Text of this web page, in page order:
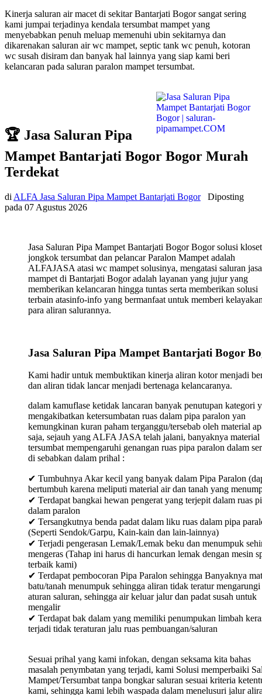
Kinerja saluran air macet di sekitar Bantarjati Bogor sangat sering
kami jumpai terjadinya kendala tersumbat mampet yang
menyebabkan penuh meluap memenuhi ubin sekitarnya dan
dikarenakan saluran air wc mampet, septic tank wc penuh, kotoran
wc susah disiram dan banyak hal lainnya yang siap kami beri
kelancaran pada saluran paralon mampet tersumbat.
🏆 Jasa Saluran Pipa
Mampet Bantarjati Bogor Bogor Murah
Terdekat
di ALFA Jasa Saluran Pipa Mampet Bantarjati Bogor
Diposting
pada 07 Agustus 2026
Jasa Saluran Pipa Mampet Bantarjati Bogor Bogor solusi kloset
jongkok tersumbat dan pelancar Paralon Mampet adalah
ALFAJASA atasi wc mampet solusinya, mengatasi saluran jasa
mampet di Bantarjati Bogor adalah layanan yang jujur yang
memberikan kelancaran hingga tuntas serta memberikan solusi
terbain atasinfo-info yang bermanfaat untuk memberi
para aliran salurannya.
Jasa Saluran Pipa Mampet Bantarjati Bogor
Kami hadir untuk membuktikan kinerja aliran kotor menjadi
dan aliran tidak lancar menjadi bertenaga kelancaranya.
dalam kamuflase ketidak lancaran banyak penutupan kategori
mengakibatkan ketersumbatan ruas dalam pipa paralon yan
kemungkinan kuran paham terganggu/tersebab oleh material
saja, sejauh yang ALFA JASA telah jalani, banyaknya material
tersumbat mempengaruhi genangan ruas pipa paralon dalam
di sebabkan dalam prihal :
✔ Tumbuhnya Akar kecil yang banyak dalam Pipa Paralon
bertumbuh karena meliputi material air dan tanah yang
✔ Terdapat bangkai hewan pengerat yang terjepit dalam ruas
dalam paralon
✔ Tersangkutnya benda padat dalam liku ruas dalam pipa
(Seperti Sendok/Garpu, Kain-kain dan lain-lainnya)
✔ Terjadi pengerasan Lemak/Lemak beku dan menumpuk
mengeras (Tahap ini harus di hancurkan lemak dengan mesin
terbaik kami)
✔ Terdapat pembocoran Pipa Paralon sehingga Banyaknya
batu/tanah menumpuk sehingga aliran tidak teratur mengarungi
aturan saluran, sehingga air keluar jalur dan padat susah untuk
mengalir
✔ Terdapat bak dalam yang memiliki penumpukan limbah
terjadi tidak teraturan jalu ruas pembuangan/saluran
Sesuai prihal yang kami infokan, dengan seksama kita bahas
masalah penymbatan yang terjadi, kami Solusi memperbaiki
Mampet/Tersumbat tanpa bongkar saluran sesuai kriteria
kami, sehingga kami lebih waspada dalam menelusuri jalur